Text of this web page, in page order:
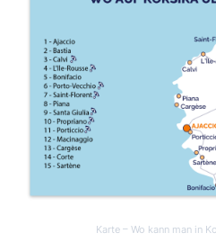
Karte – Wo kann man in